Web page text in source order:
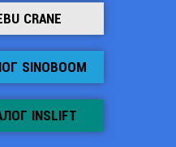
CRANE
SINOBOOM
INSLIFT